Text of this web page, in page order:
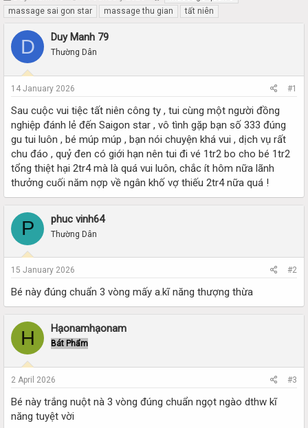
h
r
e
d
a
r
e
r
t
a
r
d
massage sai gon star
massage thu gian tất niên
D Duy Manh 79
Thường Dân
14 January 2026 #1
Sau cuộc vui tiệc tất niên công ty , tui cùng một người đồng
nghiệp đánh lẻ đến Saigon star , vô tình gặp bạn số 333 đúng
gu tui luôn , bé múp múp , bạn nói chuyện khá vui , dịch vụ rất
chu đáo , quỷ đen có giới hạn nên tui đi vé 1tr2 bo cho bé 1tr2
tổng thiệt hại 2tr4 mà là quá vui luôn, chắc ít hôm nữa lãnh
thưởng cuối năm nợp về ngân khố vợ thiếu 2tr4 nữa quá !
P phuc vinh64
Thường Dân
15 January 2026 #2
Bé này đúng chuẩn 3 vòng mấy a.kĩ năng thượng thừa
H Hạonamhạonam
Bát Phẩm
2 April 2026 #3
Bé này trắng nuột nà 3 vòng đúng chuẩn ngọt ngào dthw kĩ
năng tuyệt vời